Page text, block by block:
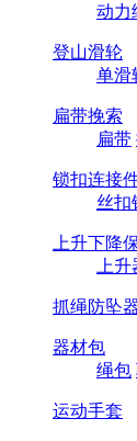
动力
登山滑轮
单滑
扁带挽索
扁带
锁扣连接
丝扣
上升下降
上升
抓绳防坠
器材包
绳包
运动手套